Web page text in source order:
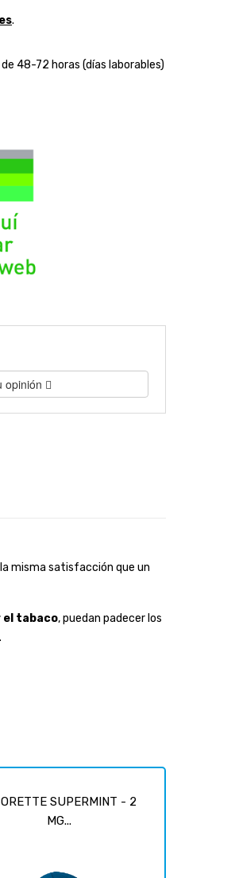
.
48-72 horas (días laborables)
opinión
misma satisfacción que un
el tabaco, puedan padecer los
SUPERMINT - 2
MG...